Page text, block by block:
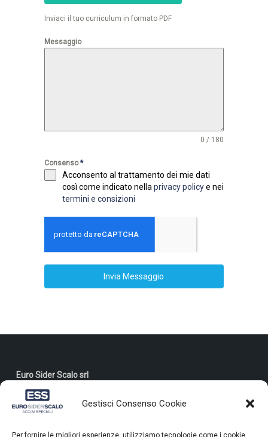
Gestisci Consenso Cookie
Per fornire le migliori esperienze, utilizziamo tecnologie come i cookie
Inviaci il tuo curriculum in formato PDF
Messaggio
0 / 180
Consenso*
Acconsento al trattamento dei mie dati
così come indicato nella privacy policye nei
termini e consizioni
Invia Messaggio
Euro Sider Scalo srl
Via degli Emigranti, 9 Cividate Camuno Brescia 25040 Italia
P.iva IT04604120982